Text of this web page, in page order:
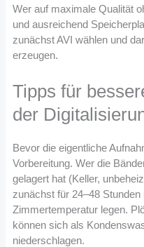
Wer auf maximale Qualität
und ausreichend
zunächst AVI wählen und
erzeugen.
Tipps für
der
Bevor die eigentliche
Vorbereitung. Wer die
gelagert hat (Keller,
zunächst für 24–48
Zimmertemperatur legen.
können sich als
niederschlagen.